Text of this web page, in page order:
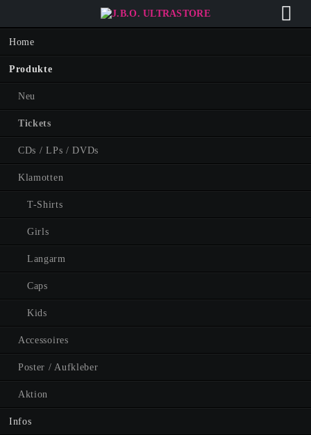
Home
Produkte
Neu
Tickets
CDs / LPs / DVDs
Klamotten
T-Shirts
Girls
Langarm
Caps
Kids
Accessoires
Poster / Aufkleber
Aktion
Infos